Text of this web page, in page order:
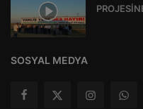
SOSYAL MEDYA